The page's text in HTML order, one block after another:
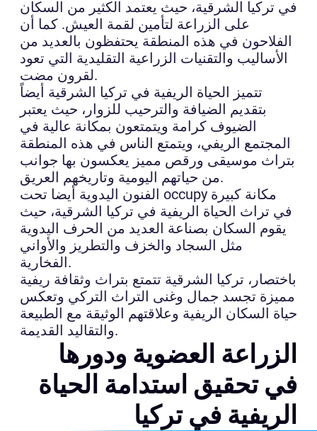
في تركيا الشرقية، حيث يعتمد الكثير من السكان
على الزراعة لتأمين لقمة العيش. كما أن
الفلاحون في هذه المنطقة يحتفظون بالعديد من
الأساليب والتقنيات الزراعية التقليدية التي تعود
لقرون مضت.
تتميز الحياة الريفية في تركيا الشرقية أيضاً
بتقديم الضيافة والترحيب للزوار، حيث يعتبر
الضيوف كرامة ويتمتعون بمكانة عالية في
المجتمع الريفي، ويتمتع الناس في هذه المنطقة
بتراث موسيقى ورقص مميز يعكسون بها جوانب
من حياتهم اليومية وتاريخهم العريق.
الفنون اليدوية أيضا تحت occupy مكانة كبيرة
في تراث الحياة الريفية في تركيا الشرقية، حيث
يقوم السكان بصناعة العديد من الحرف اليدوية
مثل السجاد والخزف والتطريز والأواني
الفخارية.
باختصار، تركيا الشرقية تتمتع بتراث وثقافة ريفية
مميزة تجسد جمال وغنى التراث التركي وتعكس
حياة السكان الريفية وعلاقتهم الوثيقة مع الطبيعة
والتقاليد القديمة.
الزراعة العضوية ودورها
في تحقيق استدامة الحياة
الريفية في تركيا